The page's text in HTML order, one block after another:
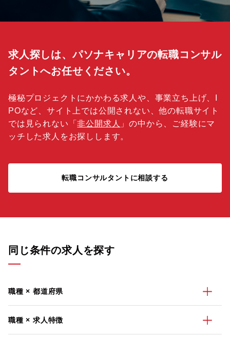
求人探しは、パソナキャリアの転職コンサル
タントへお任せください。
極秘プロジェクトにかかわる求人や、事業立ち上げ、I
POなど、サイト上では公開されない、他の転職サイト
では見られない「非公開求人 」の中から、ご経験にマ
ッチした求人をお探しします。
転職コンサルタントに相談する
同じ条件の求人を探す
職種 × 都道府県
職種 × 求人特徴